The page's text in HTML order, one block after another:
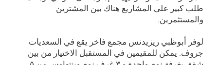
طلب كبير على المشاريع هناك بين المشترين
والمستثمرين.
لوفر أبوظبي ريزيدنس مجمع فاخر يقع في السعديات
جروف. يمكن للمقيمين في المستقبل الاختيار من بين